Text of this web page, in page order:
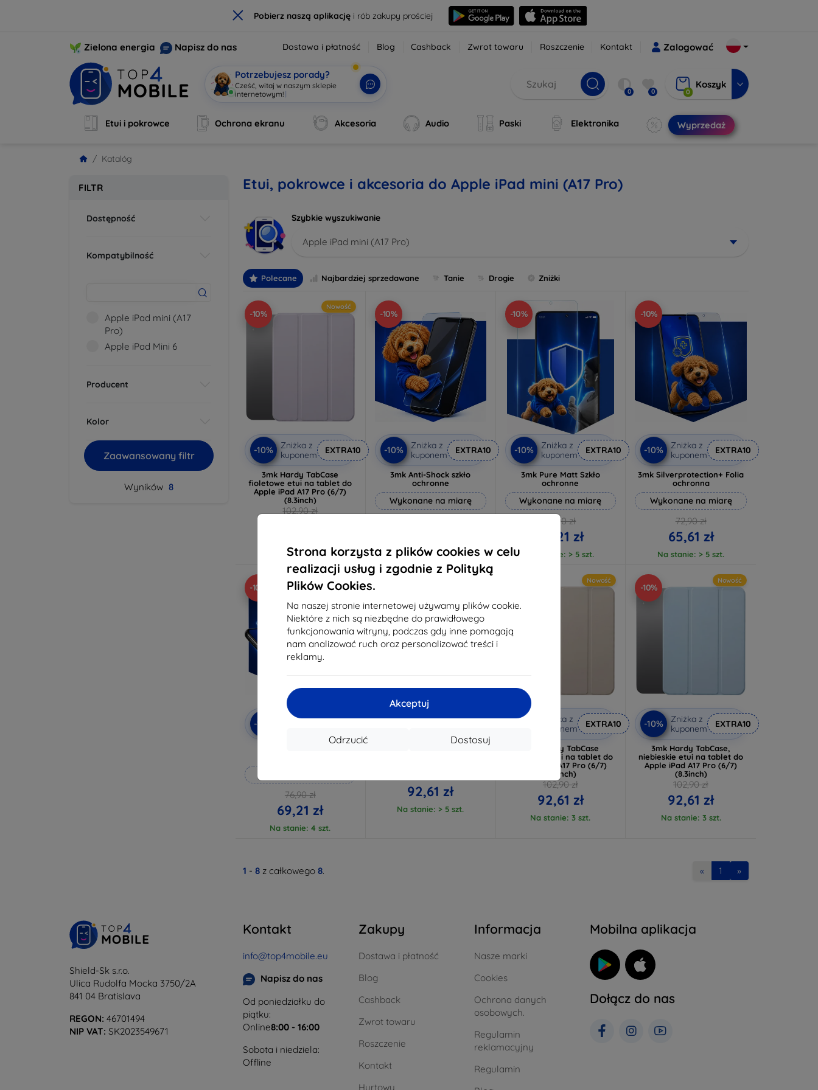
× Pobierz naszą aplikacjęi rób zakupy prościej
Strona korzysta z plików cookies w celu
realizacji usług i zgodnie z Polityką
Plików Cookies.
Na naszej stronie internetowej używamy plików cookie.
Niektóre z nich są niezbędne do prawidłowego
funkcjonowania witryny, podczas gdy inne pomagają
nam analizować ruch oraz personalizować treści i
reklamy.
Akceptuj
Dostosuj
Odrzucić
Zielona energia Napisz do nas Dostawa i płatność Blog Cashback Zwrot towaru Roszczenie Kontakt Zalogować
Potrzebujesz porady?
Cześć, witaj w naszym sklepie
internetowym! | 0 0 0
Koszyk
Etui i pokrowce Ochrona ekranu Akcesoria Audio Paski Elektronika Wyprzedaż
Katalóg
FILTR
Dostępność
Kompatybilność
Apple iPad mini (A17
Pro)
Apple iPad Mini 6
Producent
Kolor
Zaawansowany filtr
Wyników 8
Etui, pokrowce i akcesoria do Apple iPad mini (A17 Pro)
Szybkie wyszukiwanie
Apple iPad mini (A17 Pro)
Polecane Najbardziej sprzedawane Tanie Drogie Zniżki
-10%
Nowość
-10%
Zniżka z
kuponem
EXTRA10
3mk Hardy TabCase
fioletowe etui na tablet do
Apple iPad A17 Pro (6/7)
(8.3inch)
102,90 zł
-10%
-10%
Zniżka z
kuponem
EXTRA10
3mk Anti-Shock szkło
ochronne
Wykonane na miarę
Na stanie: > 5 szt.
-10%
-10%
Zniżka z
kuponem
EXTRA10
3mk Pure Matt Szkło
ochronne
Wykonane na miarę
46,90 zł
42,21 zł
Na stanie: > 5 szt.
-10%
-10%
Zniżka z
kuponem
EXTRA10
3mk Silverprotection+ Folia
ochronna
Wykonane na miarę
72,90 zł
65,61 zł
Na stanie: > 5 szt.
-10%
-10%
Zniżka z
76,90 zł
69,21 zł
Na stanie: 4 szt.
Zniżka z
92,61 zł
Na stanie: > 5 szt.
Nowość
Zniżka z
kuponem
EXTRA10
3mk Hardy TabCase
gwiezdna, etui na tablet do
Apple iPad A17 Pro (6/7)
(8.3inch)
102,90 zł
92,61 zł
Na stanie: 3 szt.
-10%
Nowość
-10%
Zniżka z
kuponem
EXTRA10
3mk Hardy TabCase,
niebieskie etui na tablet do
Apple iPad A17 Pro (6/7)
(8.3inch)
102,90 zł
92,61 zł
Na stanie: 3 szt.
1 - 8 z całkowego 8. « 1 »
Shield-Sk s.r.o.
Ulica Rudolfa Mocka 3750/2A
841 04 Bratislava
REGON: 46701494
NIP VAT: SK2023549671
Kontakt
info@top4mobile.eu
Napisz do nas
Od poniedziałku do
piątku:
Online8:00 - 16:00
Sobota i niedziela:
Offline
Zakupy
Dostawa i płatność
Blog
Cashback
Zwrot towaru
Roszczenie
Kontakt
Hurtowy
Informacja
Nasze marki
Cookies
Ochrona danych
osobowych.
Regulamin
reklamacyjny
Regulamin
Mobilna aplikacja
Dołącz do nas